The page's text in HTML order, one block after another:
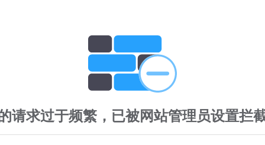
请求过于频繁，已被网站管理员设置拦